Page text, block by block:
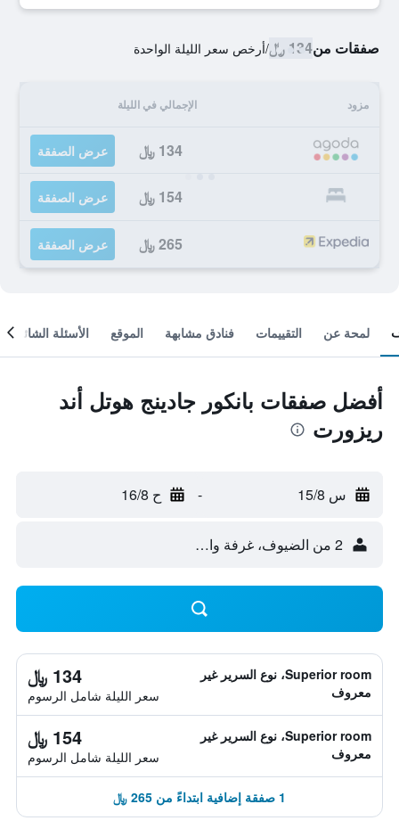
صفقات من134 ﷼ /أرخص سعر الليلة الواحدة
مزود الإجمالي في الليلة
134 ﷼ عرض الصفقة
154 ﷼ عرض الصفقة
265 ﷼ عرض الصفقة
لمحة عن التقييمات فنادق مشابهة الموقع الأسئلة الشائعة
أفضل صفقات بانكور جادينج هوتل أند
ريزورت
س 15/8 - ح 16/8
2 من الضيوف، غرفة واحدة
Superior room، نوع السرير غير
معروف
134 ﷼
سعر الليلة شامل الرسوم
Superior room، نوع السرير غير
معروف
154 ﷼
سعر الليلة شامل الرسوم
1 صفقة إضافية ابتداءً من 265 ﷼